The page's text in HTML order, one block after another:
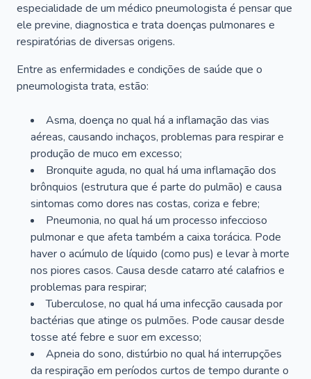
especialidade de um médico pneumologista é pensar que
ele previne, diagnostica e trata doenças pulmonares e
respiratórias de diversas origens.
Entre as enfermidades e condições de saúde que o
pneumologista trata, estão:
Asma, doença no qual há a inflamação das vias
aéreas, causando inchaços, problemas para respirar e
produção de muco em excesso;
Bronquite aguda, no qual há uma inflamação dos
brônquios (estrutura que é parte do pulmão) e causa
sintomas como dores nas costas, coriza e febre;
Pneumonia, no qual há um processo infeccioso
pulmonar e que afeta também a caixa torácica. Pode
haver o acúmulo de líquido (como pus) e levar à morte
nos piores casos. Causa desde catarro até calafrios e
problemas para respirar;
Tuberculose, no qual há uma infecção causada por
bactérias que atinge os pulmões. Pode causar desde
tosse até febre e suor em excesso;
Apneia do sono, distúrbio no qual há interrupções
da respiração em períodos curtos de tempo durante o